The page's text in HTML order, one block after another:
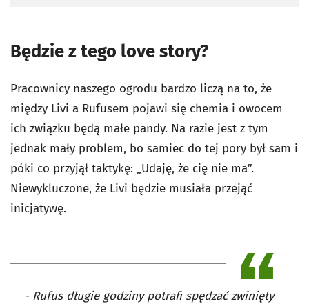
Będzie z tego love story?
Pracownicy naszego ogrodu bardzo liczą na to, że
między Livi a Rufusem pojawi się chemia i owocem
ich związku będą małe pandy. Na razie jest z tym
jednak mały problem, bo samiec do tej pory był sam i
póki co przyjął taktykę: „Udaję, że cię nie ma”.
Niewykluczone, że Livi będzie musiała przejąć
inicjatywę.
- Rufus długie godziny potrafi spędzać zwinięty